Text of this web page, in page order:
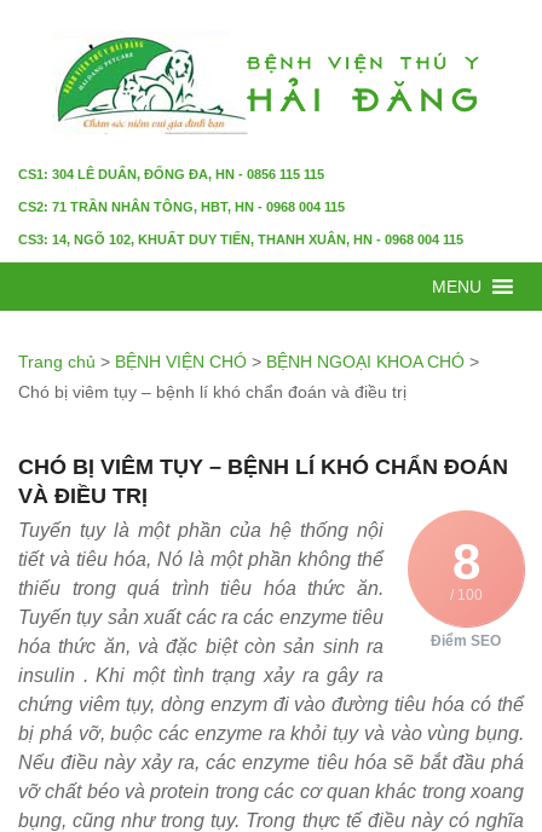
CS1: 304 LÊ DUẨN, ĐỐNG ĐA, HN - 0856 115 115
CS2: 71 TRẦN NHÂN TÔNG, HBT, HN - 0968 004 115
CS3: 14, NGÕ 102, KHUẤT DUY TIẾN, THANH XUÂN, HN - 0968 004 115
MENU
Trang chủ > BỆNH VIỆN CHÓ > BỆNH NGOẠI KHOA CHÓ >
Chó bị viêm tụy – bệnh lí khó chẩn đoán và điều trị
CHÓ BỊ VIÊM TỤY – BỆNH LÍ KHÓ CHẨN ĐOÁN
VÀ ĐIỀU TRỊ
8
/ 100
Điểm SEO
Tuyến tụy là một phần của hệ thống nội
tiết và tiêu hóa, Nó là một phần không thể
thiếu trong quá trình tiêu hóa thức ăn.
Tuyến tụy sản xuất các ra các enzyme tiêu
hóa thức ăn, và đặc biệt còn sản sinh ra
insulin . Khi một tình trạng xảy ra gây ra
chứng viêm tụy, dòng enzym đi vào đường tiêu hóa có thể
bị phá vỡ, buộc các enzyme ra khỏi tụy và vào vùng bụng.
Nếu điều này xảy ra, các enzyme tiêu hóa sẽ bắt đầu phá
vỡ chất béo và protein trong các cơ quan khác trong xoang
bụng, cũng như trong tụy. Trong thực tế điều này có nghĩa